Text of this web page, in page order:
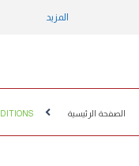
المزيد
الصفحة الرئيسية